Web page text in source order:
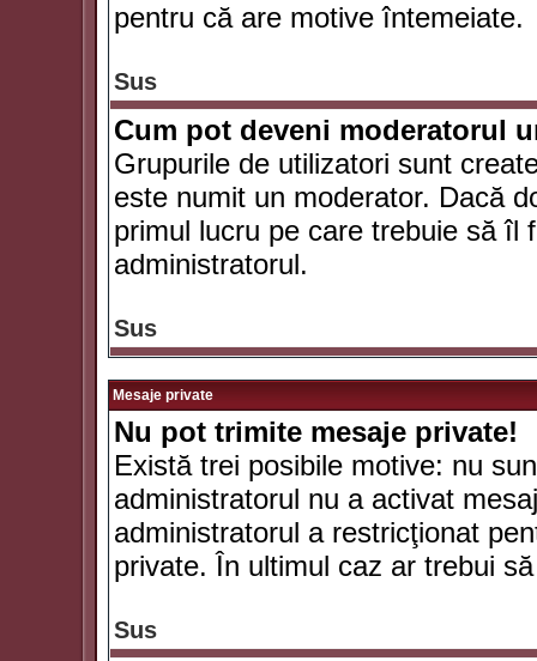
pentru că are motive întemeiate.
Sus
Cum pot deveni moderatorul
Grupurile de utilizatori sunt
este numit un moderator. Dacă
primul lucru pe care trebuie să îl
administratorul.
Sus
Mesaje private
Nu pot trimite mesaje private!
Există trei posibile motive: nu
administratorul nu a activat
administratorul a restricţionat
private. În ultimul caz ar trebui
Sus